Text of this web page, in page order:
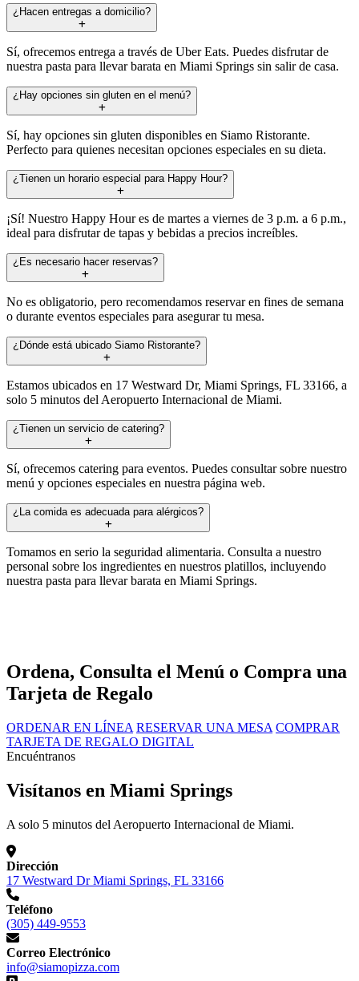
¿Hacen entregas a domicilio?
Sí, ofrecemos entrega a través de Uber Eats. Puedes disfrutar de
nuestra pasta para llevar barata en Miami Springs sin salir de casa.
¿Hay opciones sin gluten en el menú?
Sí, hay opciones sin gluten disponibles en Siamo Ristorante.
Perfecto para quienes necesitan opciones especiales en su dieta.
¿Tienen un horario especial para Happy Hour?
¡Sí! Nuestro Happy Hour es de martes a viernes de 3 p.m. a 6 p.m.,
ideal para disfrutar de tapas y bebidas a precios increíbles.
¿Es necesario hacer reservas?
No es obligatorio, pero recomendamos reservar en fines de semana
o durante eventos especiales para asegurar tu mesa.
¿Dónde está ubicado Siamo Ristorante?
Estamos ubicados en 17 Westward Dr, Miami Springs, FL 33166, a
solo 5 minutos del Aeropuerto Internacional de Miami.
¿Tienen un servicio de catering?
Sí, ofrecemos catering para eventos. Puedes consultar sobre nuestro
menú y opciones especiales en nuestra página web.
¿La comida es adecuada para alérgicos?
Tomamos en serio la seguridad alimentaria. Consulta a nuestro
personal sobre los ingredientes en nuestros platillos, incluyendo
nuestra pasta para llevar barata en Miami Springs.
Ordena, Consulta el Menú o Compra una
Tarjeta de Regalo
ORDENAR EN LÍNEA RESERVAR UNA MESA COMPRAR
TARJETA DE REGALO DIGITAL
Encuéntranos
Visítanos en Miami Springs
A solo 5 minutos del Aeropuerto Internacional de Miami.
Dirección
17 Westward Dr Miami Springs, FL 33166
Teléfono
(305) 449-9553
Correo Electrónico
info@siamopizza.com